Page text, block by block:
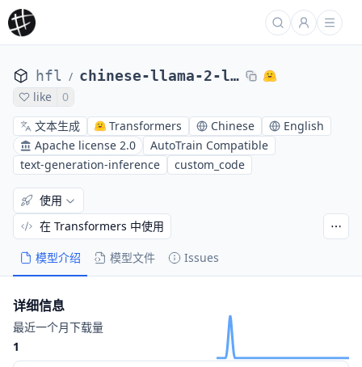
hfl / chinese-llama-2-lora-7b-64k
like
0
文本生成
Transformers Chinese
English
Apache license 2.0
AutoTrain Compatible
text-generation-inference
custom_code
模型介绍 模型文件 Issues
使用
在 Transformers 中使用
详细信息
最近一个月下载量
1